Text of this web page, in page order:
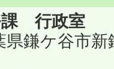
行政室
鎌ケ谷市